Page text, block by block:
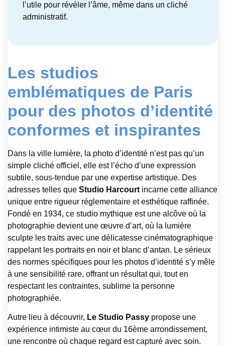
l’utile pour révéler l’âme, même dans un cliché
administratif.
Les studios
emblématiques de Paris
pour des photos d’identité
conformes et inspirantes
Dans la ville lumière, la photo d’identité n’est pas qu’un
simple cliché officiel, elle est l’écho d’une expression
subtile, sous-tendue par une expertise artistique. Des
adresses telles que Studio Harcourt incarne cette alliance
unique entre rigueur réglementaire et esthétique raffinée.
Fondé en 1934, ce studio mythique est une alcôve où la
photographie devient une œuvre d’art, où la lumière
sculpte les traits avec une délicatesse cinématographique
rappelant les portraits en noir et blanc d’antan. Le sérieux
des normes spécifiques pour les photos d’identité s’y mêle
à une sensibilité rare, offrant un résultat qui, tout en
respectant les contraintes, sublime la personne
photographiée.
Autre lieu à découvrir, Le Studio Passy propose une
expérience intimiste au cœur du 16ème arrondissement,
une rencontre où chaque regard est capturé avec soin.